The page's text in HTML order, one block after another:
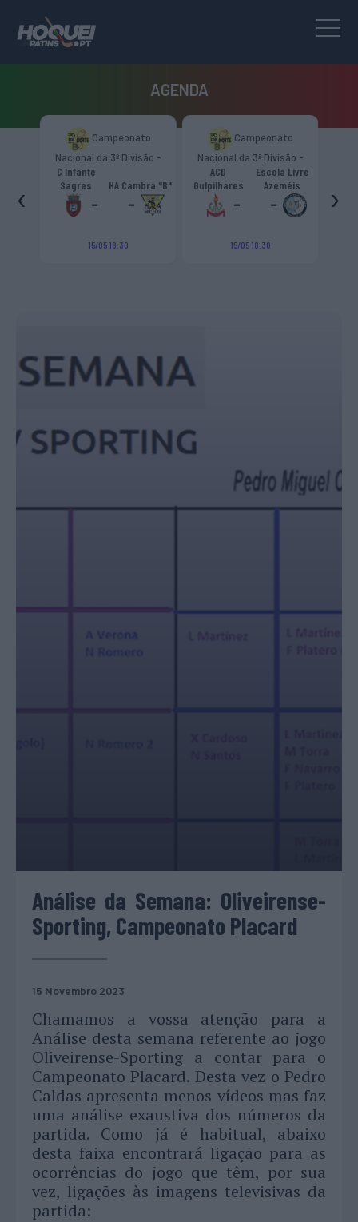
AGENDA
Campeonato
Nacional da 3ª Divisão -
Zona Norte “B”
C Infante
Sagres
-
HA Cambra "B"
-
15/05 18:30
Campeonato
Nacional da 3ª Divisão -
Zona Norte “B”
ACD
Gulpilhares
-
Escola Livre
Azeméis
-
15/05 18:30
‹ ›
Análise da Semana: Oliveirense-
Sporting, Campeonato Placard
15 Novembro 2023
Chamamos a vossa atenção para a
Análise desta semana referente ao jogo
Oliveirense-Sporting a contar para o
Campeonato Placard. Desta vez o Pedro
Caldas apresenta menos vídeos mas faz
uma análise exaustiva dos números da
partida. Como já é habitual, abaixo
desta faixa encontrará ligação para as
ocorrências do jogo que têm, por sua
vez, ligações às imagens televisivas da
partida: